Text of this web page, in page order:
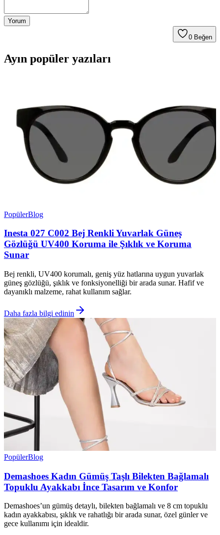
Yorum
0 Beğen
Ayın popüler yazıları
PopülerBlog
Inesta 027 C002 Bej Renkli Yuvarlak Güneş
Gözlüğü UV400 Koruma ile Şıklık ve Koruma
Sunar
Bej renkli, UV400 korumalı, geniş yüz hatlarına uygun yuvarlak
güneş gözlüğü, şıklık ve fonksiyonelliği bir arada sunar. Hafif ve
dayanıklı malzeme, rahat kullanım sağlar.
Daha fazla bilgi edinin
PopülerBlog
Demashoes Kadın Gümüş Taşlı Bilekten Bağlamalı
Topuklu Ayakkabı İnce Tasarım ve Konfor
Demashoes’un gümüş detaylı, bilekten bağlamalı ve 8 cm topuklu
kadın ayakkabısı, şıklık ve rahatlığı bir arada sunar, özel günler ve
gece kullanımı için idealdir.